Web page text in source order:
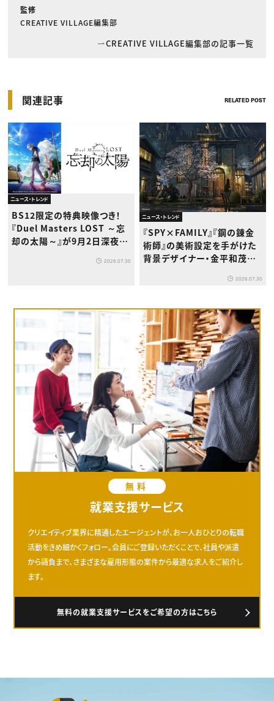
監修
CREATIVE VILLAGE編集部
CREATIVE VILLAGE編集部の記事一覧
関連記事 RELATED POST
ニュース・トレンド
BS12限定の特典映像つき！
『Duel Masters LOST ～忘
却の太陽～』が9月2日深夜か
2026.07.30
ニュース・トレンド
『SPY×FAMILY』『鋼の錬金
術師』の美術設定を手がけた
背景デザイナー・金平和茂氏
2026.07.30
無料
就業支援サービス
クリエイティブ業界に精通したエージェントが、お一人おひとりの転職
活動をきめ細かくフォロー。会員にご登録いただくことで、社員や派遣
から請負まで、さまざまな雇用形態の案件から最適な求人をご紹介し
ます。
無料の就業支援サービスをご希望の方はこちら